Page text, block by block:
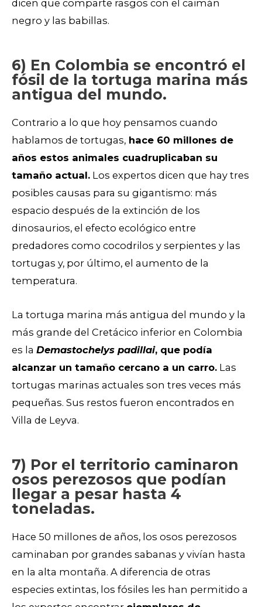
dicen que comparte rasgos con el caimán
negro y las babillas.
6) En Colombia se encontró el
fósil de la tortuga marina más
antigua del mundo.
Contrario a lo que hoy pensamos cuando
hablamos de tortugas, hace 60 millones de
años estos animales cuadruplicaban su
tamaño actual. Los expertos dicen que hay tres
posibles causas para su gigantismo: más
espacio después de la extinción de los
dinosaurios, el efecto ecológico entre
predadores como cocodrilos y serpientes y las
tortugas y, por último, el aumento de la
temperatura.
La tortuga marina más antigua del mundo y la
más grande del Cretácico inferior en Colombia
es la Demastochelys padillai, que podía
alcanzar un tamaño cercano a un carro. Las
tortugas marinas actuales son tres veces más
pequeñas. Sus restos fueron encontrados en
Villa de Leyva.
7) Por el territorio caminaron
osos perezosos que podían
llegar a pesar hasta 4
toneladas.
Hace 50 millones de años, los osos perezosos
caminaban por grandes sabanas y vivían hasta
en la alta montaña. A diferencia de otras
especies extintas, los fósiles les han permitido a